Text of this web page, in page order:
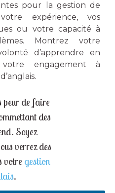
pour la gestion de
expérience, vos
ou votre capacité à
Montrez votre
d’apprendre en
engagement à
peur de faire
des
Soyez
verrez des
votre gestion
.